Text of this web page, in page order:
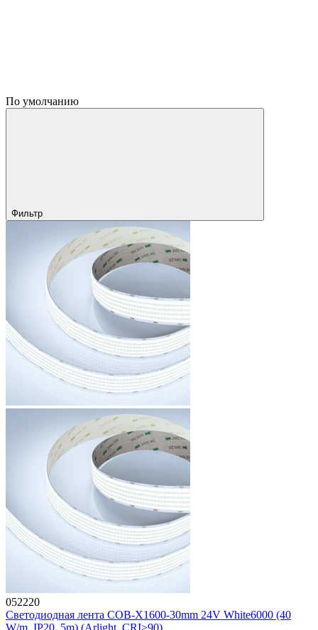
По умолчанию
Фильтр
052220
Светодиодная лента COB-X1600-30mm 24V White6000 (40